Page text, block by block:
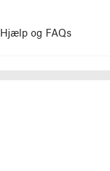
Hjælp og FAQs